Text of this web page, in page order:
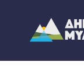
content